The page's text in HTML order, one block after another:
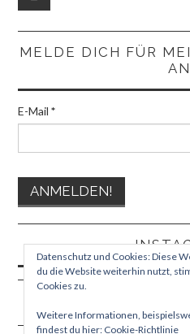
MELDE DICH FÜR
E-Mail*
Datenschutz und Cookies: Diese
du die Website weiterhin nutzt,
Cookies zu.
Weitere Informationen,
findest du hier: Cookie-Richtlinie